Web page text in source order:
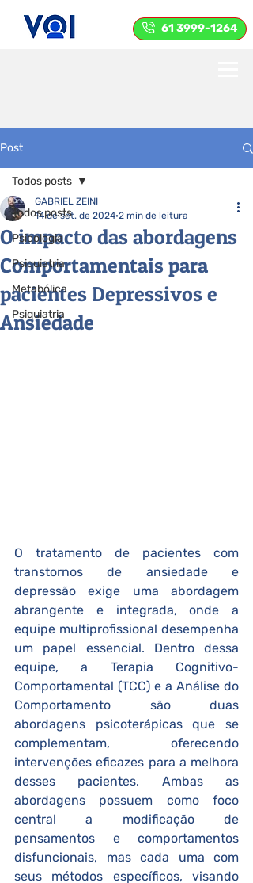
61 3999-1264
Post
Todos posts
Psicologia
Psiquiatria
Metabólica
Psiquiatria
Todos posts
O impacto das abordagens
Comportamentais para
pacientes Depressivos e
Ansiedade
GABRIEL ZEINI
14 de set. de 2024 2 min de leitura
O tratamento de pacientes com
transtornos de ansiedade e
depressão exige uma abordagem
abrangente e integrada, onde a
equipe multiprofissional desempenha
um papel essencial. Dentro dessa
equipe, a Terapia Cognitivo-
Comportamental (TCC) e a Análise do
Comportamento são duas
abordagens psicoterápicas que se
complementam, oferecendo
intervenções eficazes para a melhora
desses pacientes. Ambas as
abordagens possuem como foco
central a modificação de
pensamentos e comportamentos
disfuncionais, mas cada uma com
seus métodos específicos, visando